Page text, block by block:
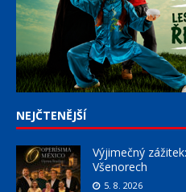
NEJČTENĚJŠÍ
Výjimečný
Všenorech
5. 8. 2026